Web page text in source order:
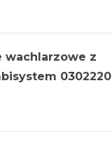
wachlarzowe z
0302220